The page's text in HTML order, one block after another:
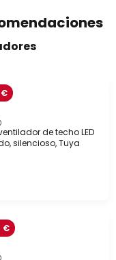
€
de techo LED
silencioso, Tuya
€